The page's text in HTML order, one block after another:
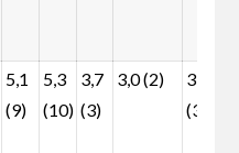
5,1
(9)
5,3
(10)
3,7
(3)
3,0 (2)
3,9
(3)